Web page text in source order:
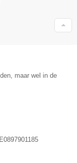
maar wel in de